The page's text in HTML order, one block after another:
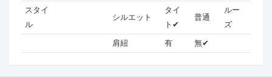
スタイ
ル
シルエット
タイ
ト✔
普通
ルー
ズ
肩紐 有 無✔